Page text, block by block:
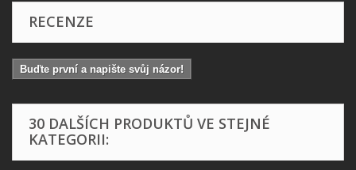
RECENZE
Buďte první a napište svůj názor!
30 DALŠÍCH PRODUKTŮ VE STEJNÉ
KATEGORII: